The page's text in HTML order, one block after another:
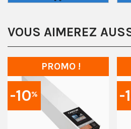
VOUS AIMEREZ
-10%
PROMO !
-